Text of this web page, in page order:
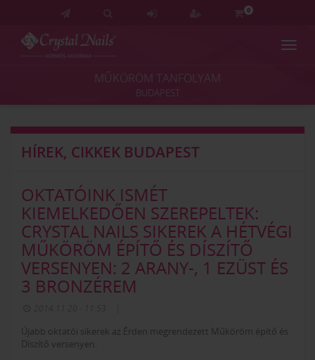
0
Akadémia
Vizsgaközpont
MŰKÖRÖM TANFOLYAM
BUDAPEST
HÍREK, CIKKEK BUDAPEST
OKTATÓINK ISMÉT
KIEMELKEDŐEN SZEREPELTEK:
CRYSTAL NAILS SIKEREK A HÉTVÉGI
MŰKÖRÖM ÉPÍTŐ ÉS DÍSZÍTŐ
VERSENYEN: 2 ARANY-, 1 EZÜST ÉS
3 BRONZÉREM
Újabb oktatói sikerek az Érden megrendezett Műköröm építő és
Díszítő versenyen.